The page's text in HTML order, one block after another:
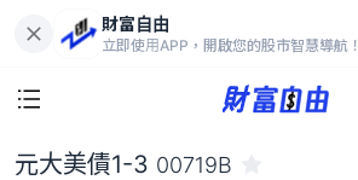
財富自由
立即使用APP，開啟您的股市智慧導航！
31.45
-0.06%
元大美債1-3 00719B